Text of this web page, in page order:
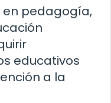
pedagogía,
educativos
a la